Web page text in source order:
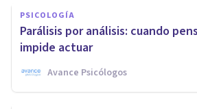
PSICOLOGÍA
Parálisis por análisis: cuando
impide actuar
Avance Psicólogos